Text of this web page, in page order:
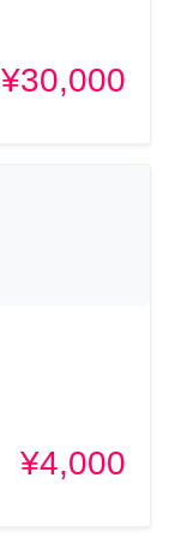
¥30,000
¥4,000